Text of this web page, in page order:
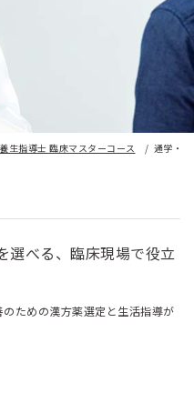
生指導士 臨床マスターコース 通学・
選べる、臨床現場で役立
ための漢方薬選定と生活指導が